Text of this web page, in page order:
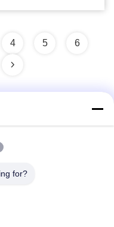
4 5 6
Yi International Expo
for?